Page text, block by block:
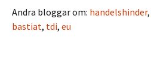
Andra bloggar om: handelshinder,
bastiat, tdi, eu